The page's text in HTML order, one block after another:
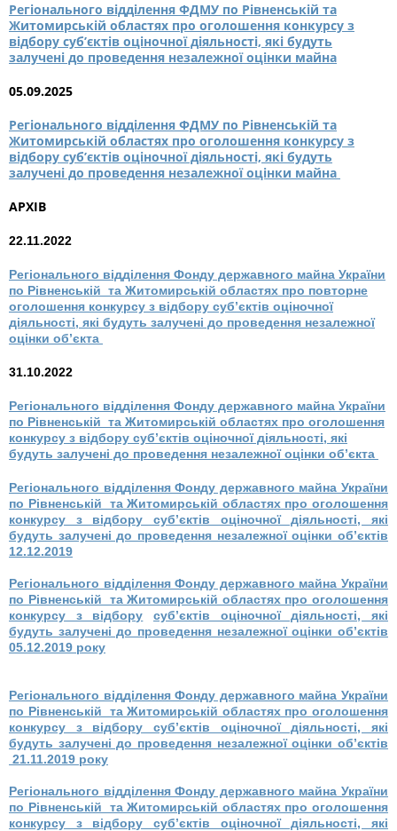
Регіонального відділення ФДМУ по Рівненській та
Житомирській областях про оголошення конкурсу з
відбору суб’єктів оціночної діяльності, які будуть
залучені до проведення незалежної оцінки майна
05.09.2025
Регіонального відділення ФДМУ по Рівненській та
Житомирській областях про оголошення конкурсу з
відбору суб’єктів оціночної діяльності, які будуть
залучені до проведення незалежної оцінки майна
АРХІВ
22.11.2022
Регіонального відділення Фонду державного майна України
по Рівненській та Житомирській областях про повторне
оголошення конкурсу з відбору суб’єктів оціночної
діяльності, які будуть залучені до проведення незалежної
оцінки об’єкта
31.10.2022
Регіонального відділення Фонду державного майна України
по Рівненській та Житомирській областях про оголошення
конкурсу з відбору суб’єктів оціночної діяльності, які
будуть залучені до проведення незалежної оцінки об’єкта
Регіонального відділення Фонду державного майна України
по Рівненській та Житомирській областях про оголошення
конкурсу з відбору суб’єктів оціночної діяльності, які
будуть залучені до проведення незалежної оцінки об’єктів
12.12.2019
Регіонального відділення Фонду державного майна України
по Рівненській та Житомирській областях про оголошення
конкурсу з відбору
суб’єктів оціночної діяльності, які
будуть залучені до проведення незалежної оцінки об’єктів
05.12.2019 року
Регіонального відділення Фонду державного майна України
по Рівненській та Житомирській областях про оголошення
конкурсу з відбору суб’єктів оціночної діяльності, які
будуть залучені до проведення незалежної оцінки об’єктів
21.11.2019 року
Регіонального відділення Фонду державного майна України
по Рівненській та Житомирській областях про оголошення
конкурсу з відбору суб’єктів оціночної діяльності, які